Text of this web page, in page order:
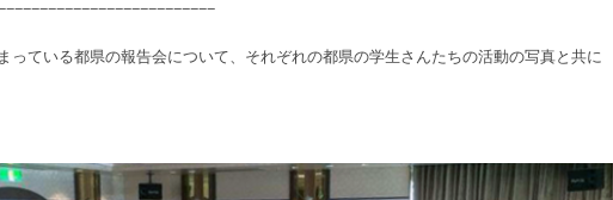
っている都県の報告会について、それぞれの都県の学生さんたちの活動の写真と共に